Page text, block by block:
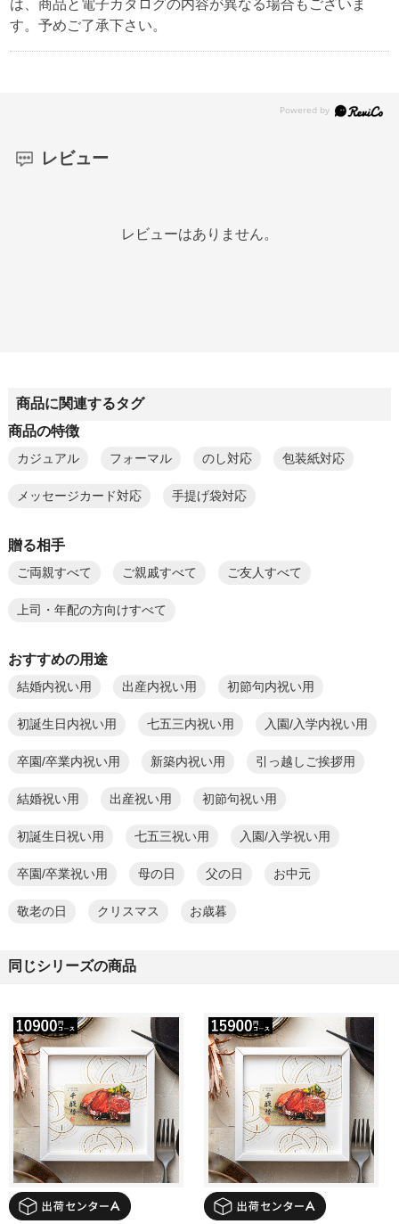
は、商品と電子カタログの内容が異なる場合もございま
す。予めご了承下さい。
レビュー
レビューはありません。
商品に関連するタグ
商品の特徴
カジュアル フォーマル のし対応 包装紙対応
メッセージカード対応 手提げ袋対応
贈る相手
ご両親すべて ご親戚すべて ご友人すべて
上司・年配の方向けすべて
おすすめの用途
結婚内祝い用 出産内祝い用 初節句内祝い用
初誕生日内祝い用 七五三内祝い用 入園/入学内祝い用
卒園/卒業内祝い用 新築内祝い用 引っ越しご挨拶用
結婚祝い用 出産祝い用 初節句祝い用
初誕生日祝い用 七五三祝い用 入園/入学祝い用
卒園/卒業祝い用 母の日 父の日 お中元
敬老の日 クリスマス お歳暮
同じシリーズの商品